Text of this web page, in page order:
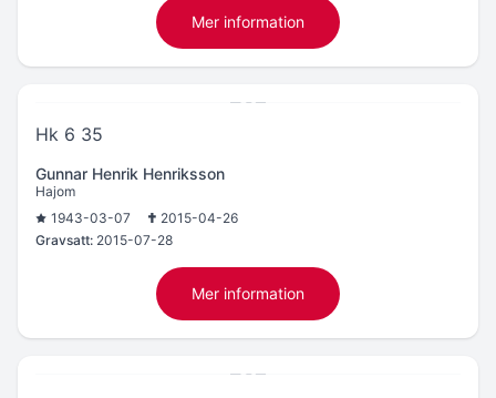
Mer information
Hk 6 35
Gunnar Henrik Henriksson
Hajom
1943-03-07
2015-04-26
Gravsatt: 2015-07-28
Mer information